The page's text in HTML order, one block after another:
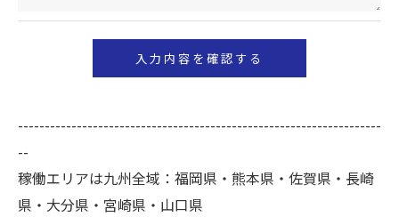
当社では、お客様の個人情報の開示･訂正･削除・利
個人情報の開示･訂正･削除・利用停止の具体的手続
きにつきましては、お電話でお問合せ下さい。
--------------------------------------------------------------------
--
稼働エリアは九州全域：福岡県・熊本県・佐賀県・長崎
県・大分県・宮崎県・山口県